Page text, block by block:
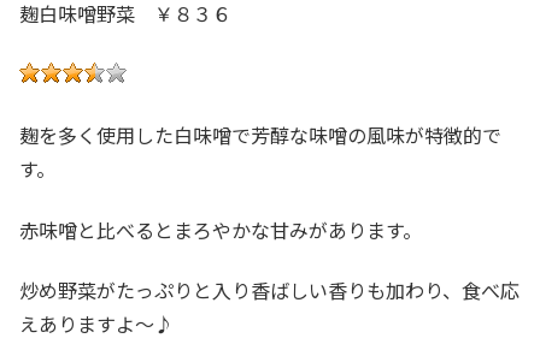
麹白味噌野菜 ￥８３６
麹を多く使用した白味噌で芳醇な味噌の風味が特徴的で
す。
赤味噌と比べるとまろやかな甘みがあります。
炒め野菜がたっぷりと入り香ばしい香りも加わり、食べ応
えありますよ～♪